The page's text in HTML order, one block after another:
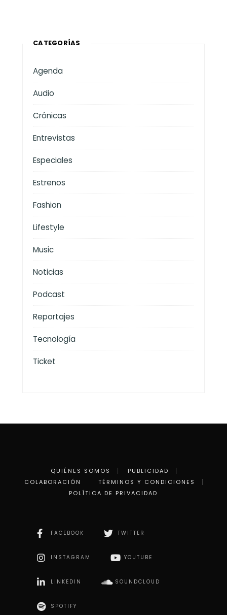
CATEGORÍAS
Agenda
Audio
Crónicas
Entrevistas
Especiales
Estrenos
Fashion
Lifestyle
Music
Noticias
Podcast
Reportajes
Tecnología
Ticket
QUIÉNES SOMOS
PUBLICIDAD
COLABORACIÓN
TÉRMINOS Y CONDICIONES
POLÍTICA DE PRIVACIDAD
FACEBOOK TWITTER
INSTAGRAM YOUTUBE
LINKEDIN SOUNDCLOUD
SPOTIFY